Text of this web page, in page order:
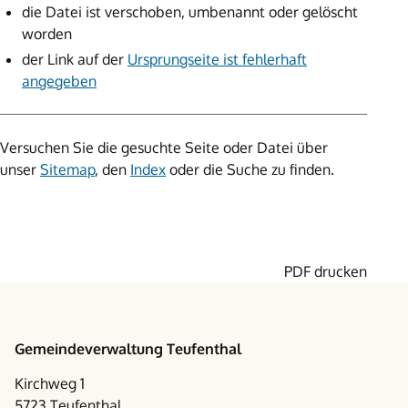
die Datei ist verschoben, umbenannt oder gelöscht
worden
der Link auf der Ursprungseite ist fehlerhaft
angegeben
Versuchen Sie die gesuchte Seite oder Datei über
unser Sitemap, den Index oder die Suche zu finden.
PDF drucken
Gemeindeverwaltung Teufenthal
Kirchweg 1